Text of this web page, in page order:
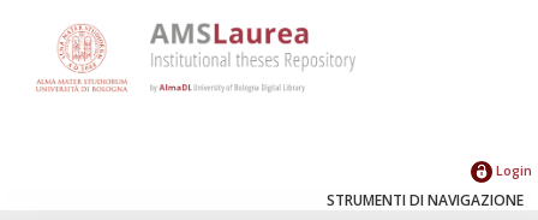
Login
STRUMENTI DI NAVIGAZIONE